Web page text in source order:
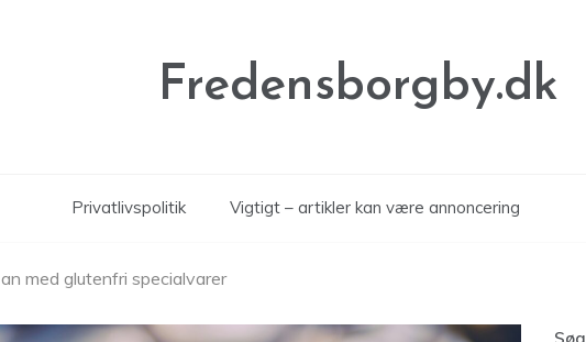
Fredensborgby.dk
Privatlivspolitik Vigtigt – artikler kan være annoncering
med glutenfri specialvarer